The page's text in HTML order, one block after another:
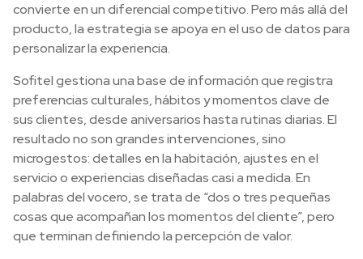
convierte en un diferencial competitivo. Pero más allá del
producto, la estrategia se apoya en el uso de datos para
personalizar la experiencia.
Sofitel gestiona una base de información que registra
preferencias culturales, hábitos y momentos clave de
sus clientes, desde aniversarios hasta rutinas diarias. El
resultado no son grandes intervenciones, sino
microgestos: detalles en la habitación, ajustes en el
servicio o experiencias diseñadas casi a medida. En
palabras del vocero, se trata de “dos o tres pequeñas
cosas que acompañan los momentos del cliente”, pero
que terminan definiendo la percepción de valor.